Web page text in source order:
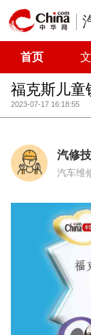
首页
福克斯儿童
2023-07-17 16:18:55
汽修
汽车维